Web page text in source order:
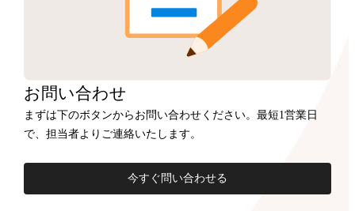
お問い合わせ
まずは下のボタンからお問い合わせください。最短1営業日
で、担当者よりご連絡いたします。
今すぐ問い合わせる